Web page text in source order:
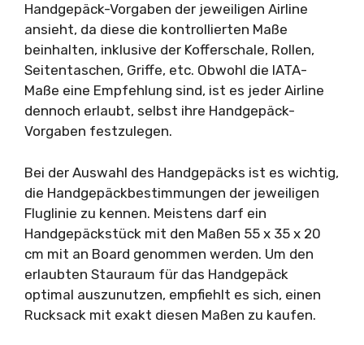
Handgepäck-Vorgaben der jeweiligen Airline
ansieht, da diese die kontrollierten Maße
beinhalten, inklusive der Kofferschale, Rollen,
Seitentaschen, Griffe, etc. Obwohl die IATA-
Maße eine Empfehlung sind, ist es jeder Airline
dennoch erlaubt, selbst ihre Handgepäck-
Vorgaben festzulegen.
Bei der Auswahl des Handgepäcks ist es wichtig,
die Handgepäckbestimmungen der jeweiligen
Fluglinie zu kennen. Meistens darf ein
Handgepäckstück mit den Maßen 55 x 35 x 20
cm mit an Board genommen werden. Um den
erlaubten Stauraum für das Handgepäck
optimal auszunutzen, empfiehlt es sich, einen
Rucksack mit exakt diesen Maßen zu kaufen.